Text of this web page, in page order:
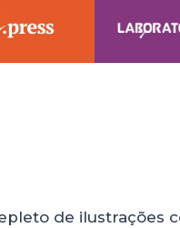
de ilustrações